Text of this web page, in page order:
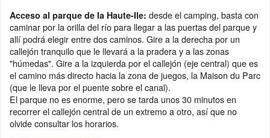
Acceso al parque de la Haute-Ile: desde el camping, basta con
caminar por la orilla del río para llegar a las puertas del parque y
allí podrá elegir entre dos caminos. Gire a la derecha por un
callejón tranquilo que le llevará a la pradera y a las zonas
"húmedas". Gire a la izquierda por el callejón (eje central) que es
el camino más directo hacia la zona de juegos, la Maison du Parc
(que le lleva por el puente sobre el canal).
El parque no es enorme, pero se tarda unos 30 minutos en
recorrer el callejón central de un extremo a otro, así que no
olvide consultar los horarios.